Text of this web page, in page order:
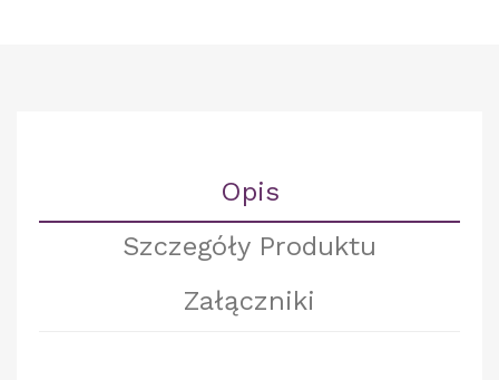
Opis
Szczegóły Produktu
Załączniki